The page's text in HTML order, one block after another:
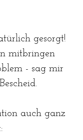
gesorgt!
mitbringen
- sag mir
auch ganz